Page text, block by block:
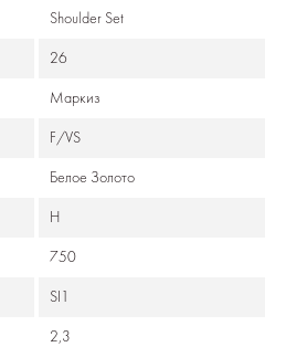
Shoulder Set
26
Маркиз
F/VS
Белое Золото
H
750
SI1
2,3